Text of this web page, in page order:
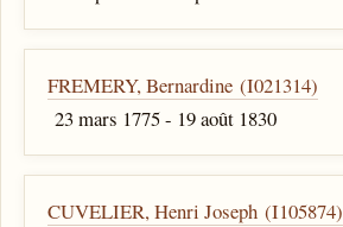
FREMERY, Bernardine (I021314)
23 mars 1775 - 19 août 1830
CUVELIER, Henri Joseph (I105874)